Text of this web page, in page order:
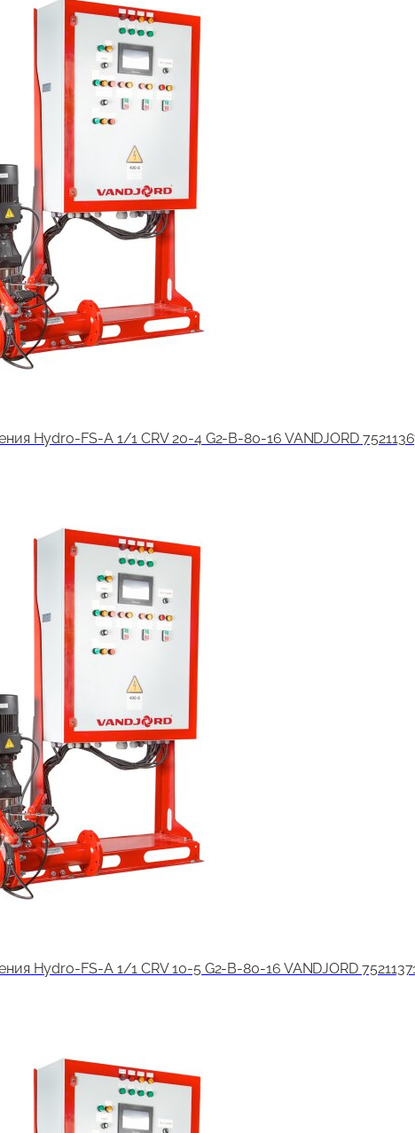
Hydro-FS-A 1/1 CRV 20-4 G2-B-80-16 VANDJORD
Hydro-FS-A 1/1 CRV 10-5 G2-B-80-16 VANDJORD